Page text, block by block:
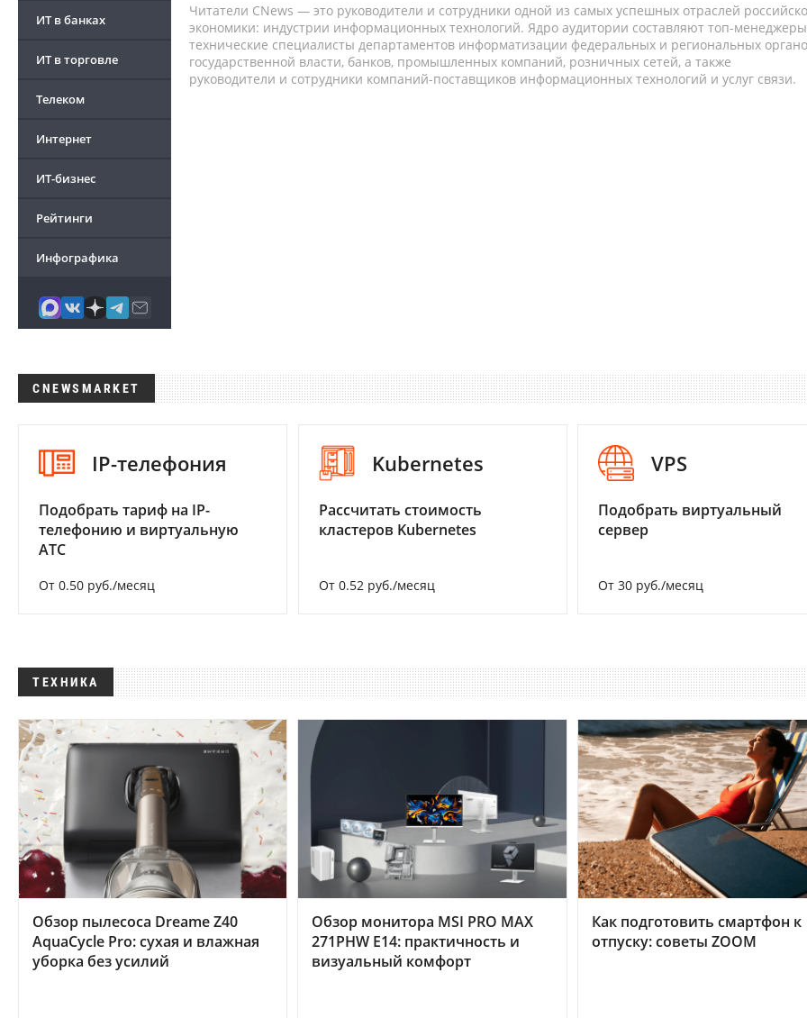
ИТ в банках
ИТ в торговле
Телеком
Интернет
ИТ-бизнес
Рейтинги
Инфографика
Читатели CNews — это руководители и сотрудники одной из самых успешных отраслей
экономики: индустрии информационных технологий. Ядро аудитории составляют топ-
технические специалисты департаментов информатизации федеральных и региональных
государственной власти, банков, промышленных компаний, розничных сетей, а также
руководители и сотрудники компаний-поставщиков информационных технологий и услуг связи.
CNEWSMARKET
IP-телефония
Подобрать тариф на IP-
телефонию и виртуальную
АТС
От 0.50 руб./месяц
Kubernetes
Рассчитать стоимость
кластеров Kubernetes
От 0.52 руб./месяц
VPS
Подобрать виртуальный
сервер
От 30 руб./месяц
ТЕХНИКА
Обзор пылесоса Dreame Z40
AquaCycle Pro: сухая и влажная
уборка без усилий
Обзор монитора MSI PRO MAX
271PHW E14: практичность и
визуальный комфорт
Как подготовить смартфон к
отпуску: советы ZOOM